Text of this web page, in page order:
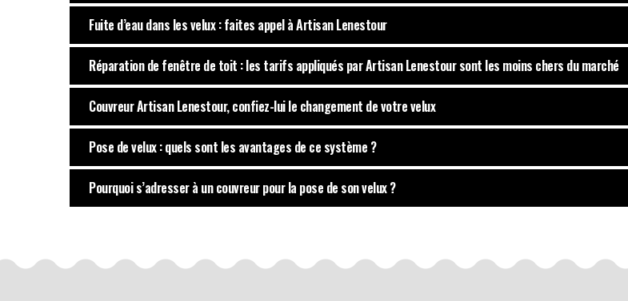
Fuite d’eau dans les velux : faites appel à Artisan Lenestour
Réparation de fenêtre de toit : les tarifs appliqués par Artisan Lenestour sont les moins chers du marché
Couvreur Artisan Lenestour, confiez-lui le changement de votre velux
Pose de velux : quels sont les avantages de ce système ?
Pourquoi s’adresser à un couvreur pour la pose de son velux ?